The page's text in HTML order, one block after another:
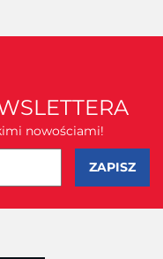
nowościami!